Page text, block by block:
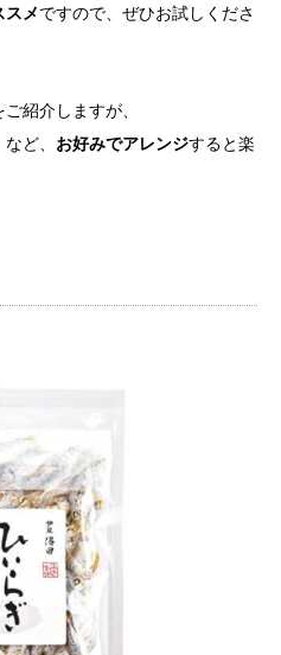
スメですので、ぜひお試しくださ
紹介しますが、
ど、 お好みでアレンジすると楽